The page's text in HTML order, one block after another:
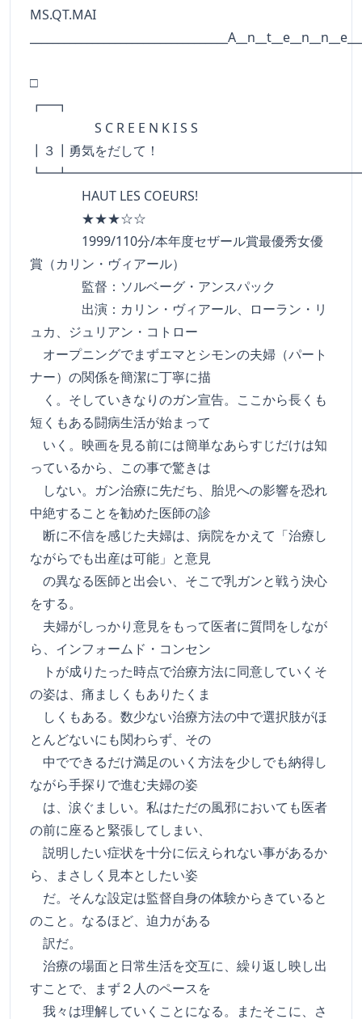
MS.QT.MAI
□
┏━┓
S C R E E N K I S S
┃３┃勇気をだして！
HAUT LES COEURS!
★★★☆☆
1999/110分/本年度セザール賞最優秀女優
賞（カリン・ヴィアール）
監督：ソルベーグ・アンスパック
出演：カリン・ヴィアール、ローラン・リ
ュカ、ジュリアン・コトロー
オープニングでまずエマとシモンの夫婦（パート
ナー）の関係を簡潔に丁寧に描
く。そしていきなりのガン宣告。ここから長くも
短くもある闘病生活が始まって
いく。映画を見る前には簡単なあらすじだけは知
っているから、この事で驚きは
しない。ガン治療に先だち、胎児への影響を恐れ
中絶することを勧めた医師の診
断に不信を感じた夫婦は、病院をかえて「治療し
ながらでも出産は可能」と意見
の異なる医師と出会い、そこで乳ガンと戦う決心
をする。
夫婦がしっかり意見をもって医者に質問をしなが
ら、インフォームド・コンセン
トが成りたった時点で治療方法に同意していくそ
の姿は、痛ましくもありたくま
しくもある。数少ない治療方法の中で選択肢がほ
とんどないにも関わらず、その
中でできるだけ満足のいく方法を少しでも納得し
ながら手探りで進む夫婦の姿
は、涙ぐましい。私はただの風邪においても医者
の前に座ると緊張してしまい、
説明したい症状を十分に伝えられない事があるか
ら、まさしく見本としたい姿
だ。そんな設定は監督自身の体験からきていると
のこと。なるほど、迫力がある
訳だ。
治療の場面と日常生活を交互に、繰り返し映し出
すことで、まず２人のペースを
我々は理解していくことになる。またそこに、さ